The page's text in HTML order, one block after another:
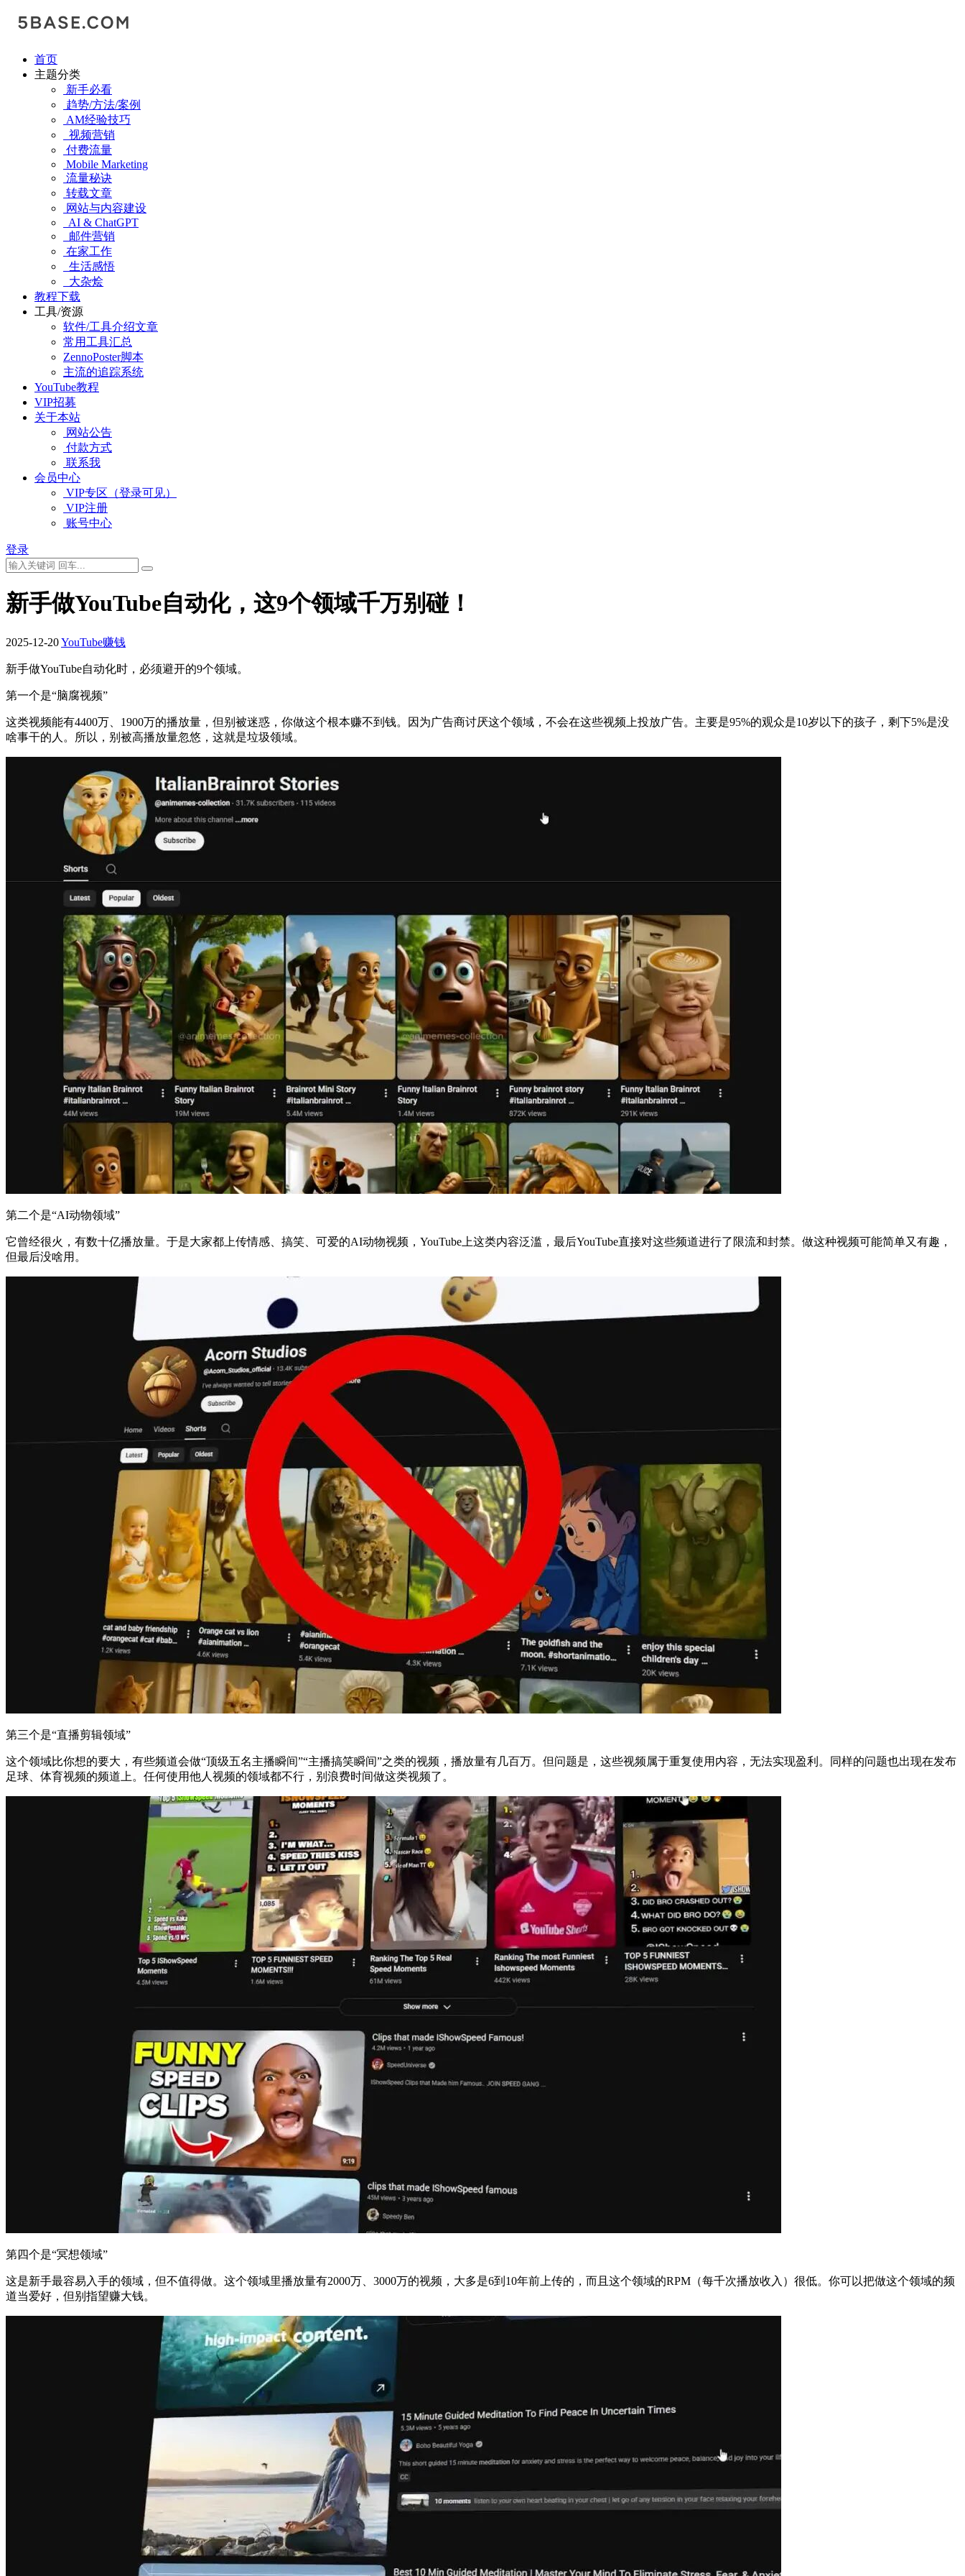
首页
主题分类
新手必看
趋势/方法/案例
AM经验技巧
视频营销
付费流量
Mobile Marketing
流量秘诀
转载文章
网站与内容建设
AI & ChatGPT
邮件营销
在家工作
生活感悟
大杂烩
教程下载
工具/资源
软件/工具介绍文章
常用工具汇总
ZennoPoster脚本
主流的追踪系统
YouTube教程
VIP招募
关于本站
网站公告
付款方式
联系我
会员中心
VIP专区（登录可见）
VIP注册
账号中心
登录
新手做YouTube自动化，这9个领域千万别碰！
2025-12-20YouTube赚钱
新手做YouTube自动化时，必须避开的9个领域。
第一个是“脑腐视频”
这类视频能有4400万、1900万的播放量，但别被迷惑，你做这个根本赚不到钱。因为广告商讨厌这个领域，不会在这些视频上投放广告。主要是95%的观众是10岁以下的孩子，剩下5%是没
啥事干的人。所以，别被高播放量忽悠，这就是垃圾领域。
第二个是“AI动物领域”
它曾经很火，有数十亿播放量。于是大家都上传情感、搞笑、可爱的AI动物视频，YouTube上这类内容泛滥，最后YouTube直接对这些频道进行了限流和封禁。做这种视频可能简单又有趣，
但最后没啥用。
第三个是“直播剪辑领域”
这个领域比你想的要大，有些频道会做“顶级五名主播瞬间”“主播搞笑瞬间”之类的视频，播放量有几百万。但问题是，这些视频属于重复使用内容，无法实现盈利。同样的问题也出现在发布
足球、体育视频的频道上。任何使用他人视频的领域都不行，别浪费时间做这类视频了。
第四个是“冥想领域”
这是新手最容易入手的领域，但不值得做。这个领域里播放量有2000万、3000万的视频，大多是6到10年前上传的，而且这个领域的RPM（每千次播放收入）很低。你可以把做这个领域的频
道当爱好，但别指望赚大钱。